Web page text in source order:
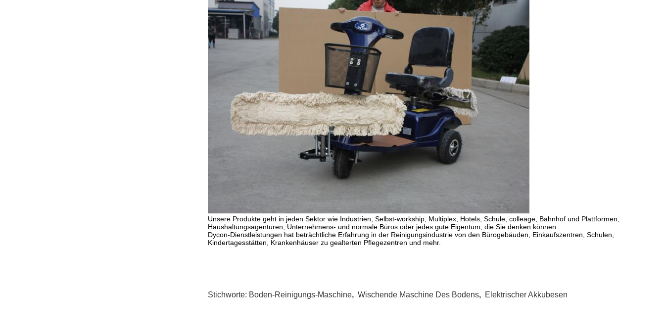
Unsere Produkte geht in jeden Sektor wie Industrien, Selbst-workship, Multiplex, Hotels, Schule, colleage, Bahnhof und Plattformen,
Haushaltungsagenturen, Unternehmens- und normale Büros oder jedes gute Eigentum, die Sie denken können.
Dycon-Dienstleistungen hat beträchtliche Erfahrung in der Reinigungsindustrie von den Bürogebäuden, Einkaufszentren, Schulen,
Kindertagesstätten, Krankenhäuser zu gealterten Pflegezentren und mehr.
Stichworte: Boden-Reinigungs-Maschine, Wischende Maschine Des Bodens, Elektrischer Akkubesen